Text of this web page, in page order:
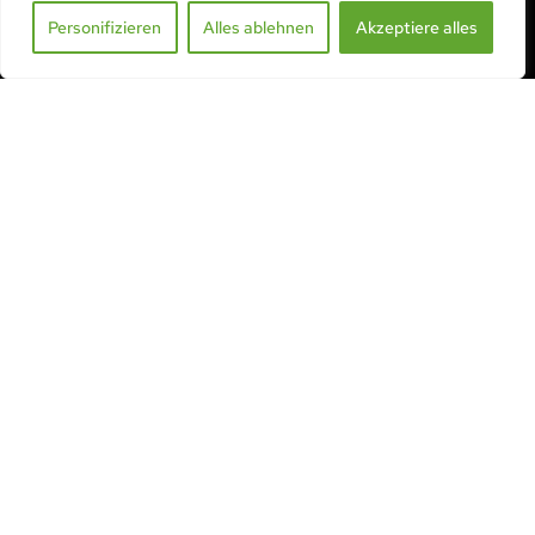
Personifizieren Alles ablehnen Akzeptiere alles
info@serre-acd.ch
KONTAKT AUFNEHMEN